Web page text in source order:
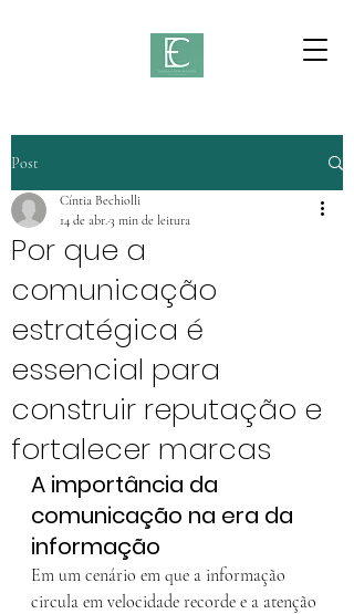
Post
Por que a
comunicação
estratégica é
essencial para
construir reputação e
fortalecer marcas
Cíntia Bechiolli
14 de abr.3 min de leitura
A importância da
comunicação na era da
informação
Em um cenário em que a informação
circula em velocidade recorde e a atenção